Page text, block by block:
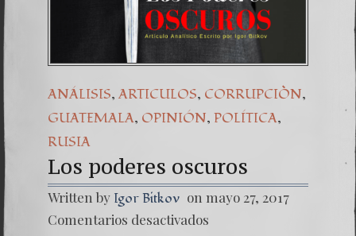
Una señal
7.
ANÁLISIS, ARTICULOS, CORRUPCIÒN,
GUATEMALA, OPINIÓN, POLÍTICA,
RUSIA
Los poderes oscuros
Written by Igor Bitkov on mayo 27, 2017
Comentarios desactivados